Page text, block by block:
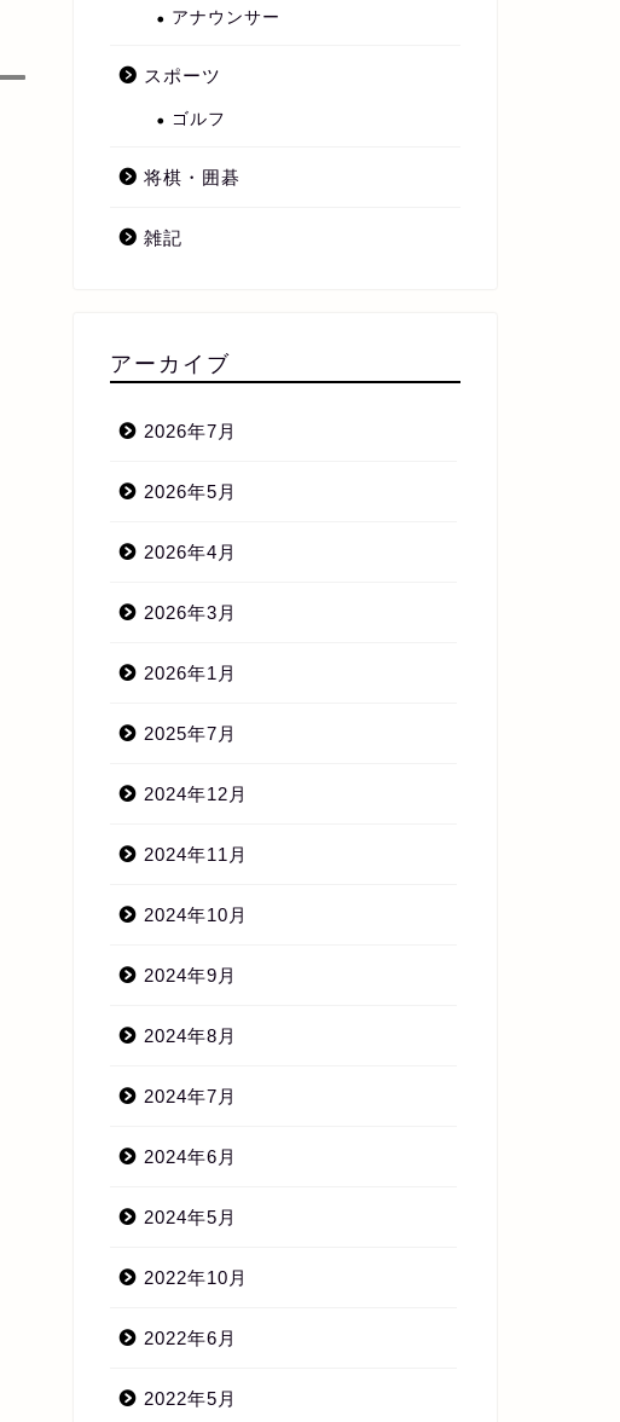
アナウンサー
スポーツ
ゴルフ
将棋・囲碁
雑記
アーカイブ
2026年7月
2026年5月
2026年4月
2026年3月
2026年1月
2025年7月
2024年12月
2024年11月
2024年10月
2024年9月
2024年8月
2024年7月
2024年6月
2024年5月
2022年10月
2022年6月
2022年5月